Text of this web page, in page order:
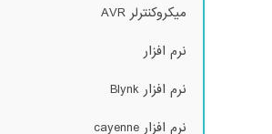
میکروکنترلر AVR
نرم افزار
نرم افزار Blynk
نرم افزار cayenne